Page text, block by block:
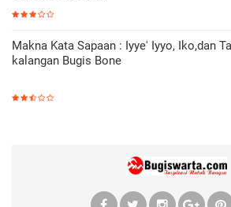
Makna Kata Sapaan : Iyye' Iyyo, Iko,dan
kalangan Bugis Bone